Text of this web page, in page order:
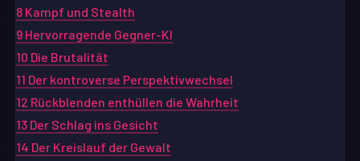
8 Kampf und Stealth
9 Hervorragende Gegner-KI
10 Die Brutalität
11 Der kontroverse Perspektivwechsel
12 Rückblenden enthüllen die Wahrheit
13 Der Schlag ins Gesicht
14 Der Kreislauf der Gewalt